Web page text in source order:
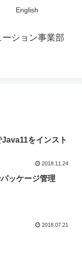
ション事業部
English
をインスト
2018.11.24
ッケージ管理
2018.07.21